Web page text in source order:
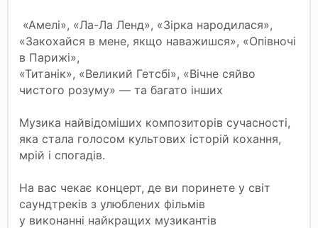
«Амелі», «Ла-Ла Ленд», «Зірка народилася»,
«Закохайся в мене, якщо наважишся», «Опівночі
в Парижі»,
«Титанік», «Великий Гетсбі», «Вічне сяйво
чистого розуму» — та багато інших
Музика найвідоміших композиторів сучасності,
яка стала голосом культових історій кохання,
мрій і спогадів.
На вас чекає концерт, де ви поринете у світ
саундтреків з улюблених фільмів
у виконанні найкращих музикантів